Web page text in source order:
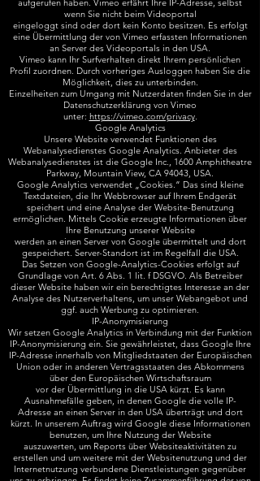
aufgerufen haben. Vimeo erfährt Ihre IP-Adresse, selbst
wenn Sie nicht beim Videoportal
eingeloggt sind oder dort kein Konto besitzen. Es erfolgt
eine Übermittlung der von Vimeo erfassten Informationen
an Server des Videoportals in den USA.
Vimeo kann Ihr Surfverhalten direkt Ihrem persönlichen
Profil zuordnen. Durch vorheriges Ausloggen haben Sie die
Möglichkeit, dies zu unterbinden.
Einzelheiten zum Umgang mit Nutzerdaten finden Sie in der
Datenschutzerklärung von Vimeo
unter: https://vimeo.com/privacy.
Google Analytics
Unsere Website verwendet Funktionen des
Webanalysedienstes Google Analytics. Anbieter des
Webanalysedienstes ist die Google Inc., 1600 Amphitheatre
Parkway, Mountain View, CA 94043, USA.
Google Analytics verwendet „Cookies.“ Das sind kleine
Textdateien, die Ihr Webbrowser auf Ihrem Endgerät
speichert und eine Analyse der Website-Benutzung
ermöglichen. Mittels Cookie erzeugte Informationen über
Ihre Benutzung unserer Website
werden an einen Server von Google übermittelt und dort
gespeichert. Server-Standort ist im Regelfall die USA.
Das Setzen von Google-Analytics-Cookies erfolgt auf
Grundlage von Art. 6 Abs. 1 lit. f DSGVO. Als Betreiber
dieser Website haben wir ein berechtigtes Interesse an der
Analyse des Nutzerverhaltens, um unser Webangebot und
ggf. auch Werbung zu optimieren.
IP-Anonymisierung
Wir setzen Google Analytics in Verbindung mit der Funktion
IP-Anonymisierung ein. Sie gewährleistet, dass Google Ihre
IP-Adresse innerhalb von Mitgliedstaaten der Europäischen
Union oder in anderen Vertragsstaaten des Abkommens
über den Europäischen Wirtschaftsraum
vor der Übermittlung in die USA kürzt. Es kann
Ausnahmefälle geben, in denen Google die volle IP-
Adresse an einen Server in den USA überträgt und dort
kürzt. In unserem Auftrag wird Google diese Informationen
benutzen, um Ihre Nutzung der Website
auszuwerten, um Reports über Websiteaktivitäten zu
erstellen und um weitere mit der Websitenutzung und der
Internetnutzung verbundene Dienstleistungen gegenüber